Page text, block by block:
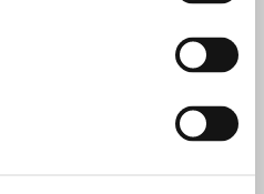
keeping the lights
author Christina Dodd
suspense” (Iris